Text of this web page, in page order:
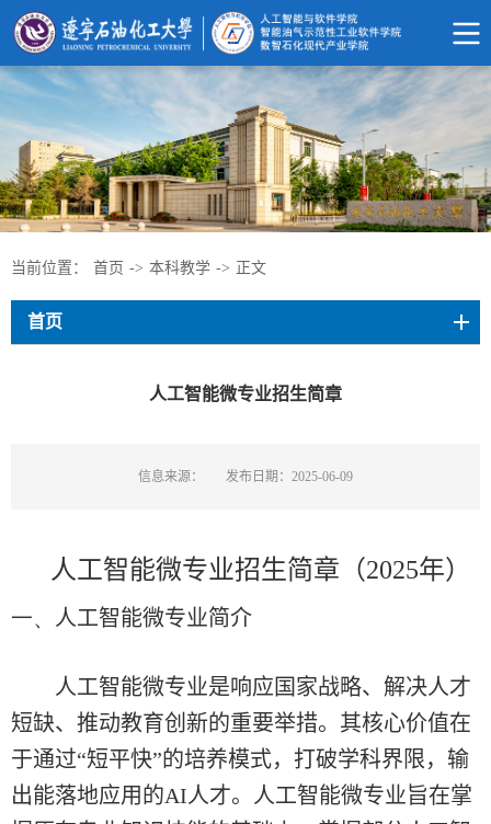
当前位置： 首页 -> 本科教学 -> 正文
首页
人工智能微专业招生简章
信息来源： 发布日期：2025-06-09
人工智能微专业招生简章（2025年）
一、 人工智能微专业简介
人工智能微专业是响应国家战略、解决人才
短缺、推动教育创新的重要举措。其核心价值在
于通过“短平快”的培养模式，打破学科界限，输
出能落地应用的AI人才。人工智能微专业旨在掌